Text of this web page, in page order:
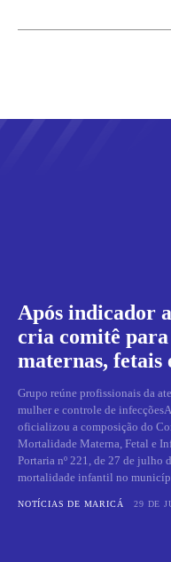
Após indicador
cria comitê
maternas, fetais
Grupo reúne profissionais da
mulher e controle de
oficializou a composição do
Mortalidade Materna, Fetal e
Portaria nº 221, de 27 de julho
mortalidade infantil no
NOTÍCIAS DE MARICÁ 29 DE